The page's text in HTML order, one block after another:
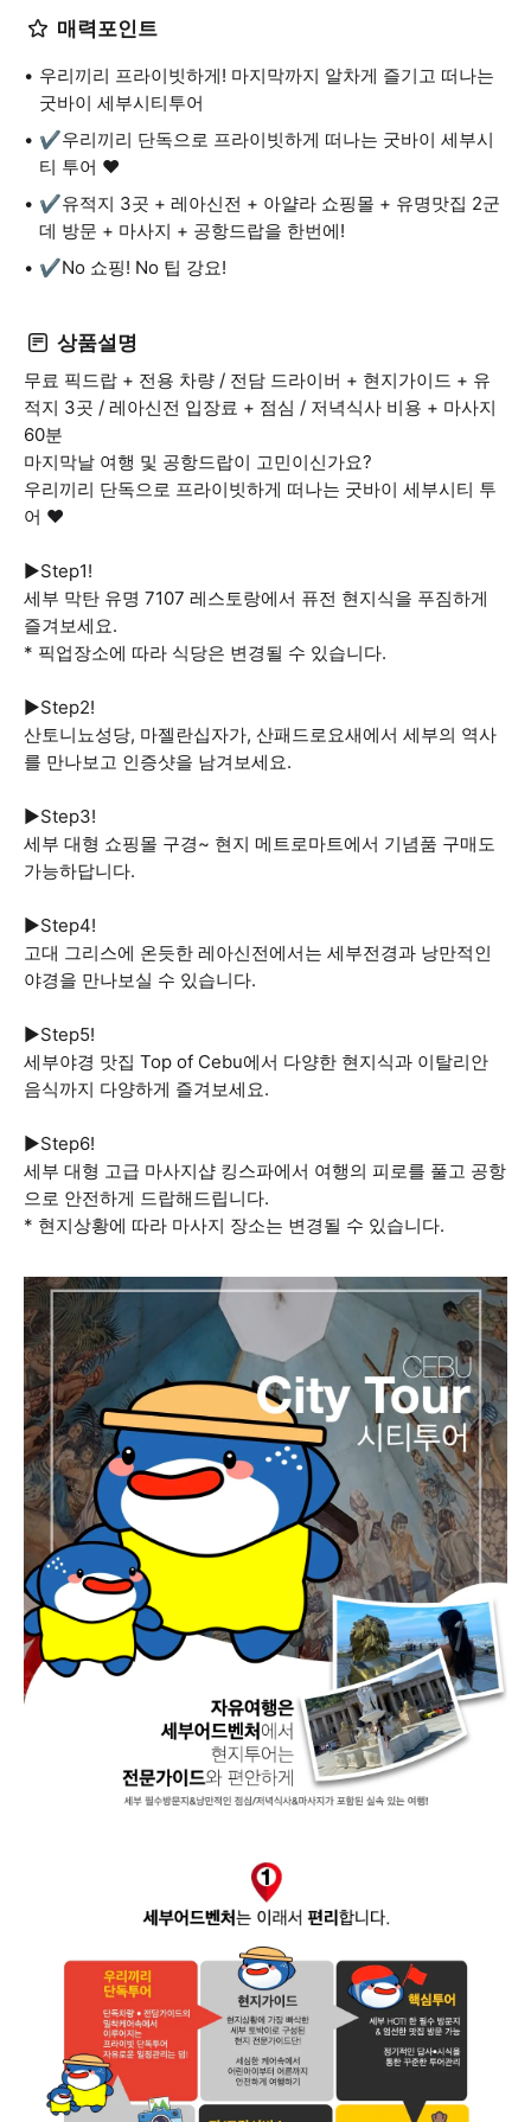
매력포인트
우리끼리 프라이빗하게! 마지막까지 알차게 즐기고 떠나는
굿바이 세부시티투어
✔️우리끼리 단독으로 프라이빗하게 떠나는 굿바이 세부시
티 투어 ❤︎
✔️유적지 3곳 + 레아신전 + 아얄라 쇼핑몰 + 유명맛집 2군
데 방문 + 마사지 + 공항드랍을 한번에!
✔️No 쇼핑! No 팁 강요!
상품설명
무료 픽드랍 + 전용 차량 / 전담 드라이버 + 현지가이드 + 유
적지 3곳 / 레아신전 입장료 + 점심 / 저녁식사 비용 + 마사지
60분
마지막날 여행 및 공항드랍이 고민이신가요?
우리끼리 단독으로 프라이빗하게 떠나는 굿바이 세부시티 투
어 ❤︎
▶️Step1!
세부 막탄 유명 7107 레스토랑에서 퓨전 현지식을 푸짐하게
즐겨보세요.
* 픽업장소에 따라 식당은 변경될 수 있습니다.
▶️Step2!
산토니뇨성당, 마젤란십자가, 산패드로요새에서 세부의 역사
를 만나보고 인증샷을 남겨보세요.
▶️Step3!
세부 대형 쇼핑몰 구경~ 현지 메트로마트에서 기념품 구매도
가능하답니다.
▶️Step4!
고대 그리스에 온듯한 레아신전에서는 세부전경과 낭만적인
야경을 만나보실 수 있습니다.
▶️Step5!
세부야경 맛집 Top of Cebu에서 다양한 현지식과 이탈리안
음식까지 다양하게 즐겨보세요.
▶️Step6!
세부 대형 고급 마사지샵 킹스파에서 여행의 피로를 풀고 공항
으로 안전하게 드랍해드립니다.
* 현지상황에 따라 마사지 장소는 변경될 수 있습니다.